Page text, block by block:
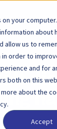
your
about
allow us to
order to
and for
both on this
about the
Accept
11. MAI
die